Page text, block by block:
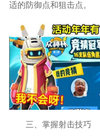
适的防御点和狙击点。
三、掌握射击技巧